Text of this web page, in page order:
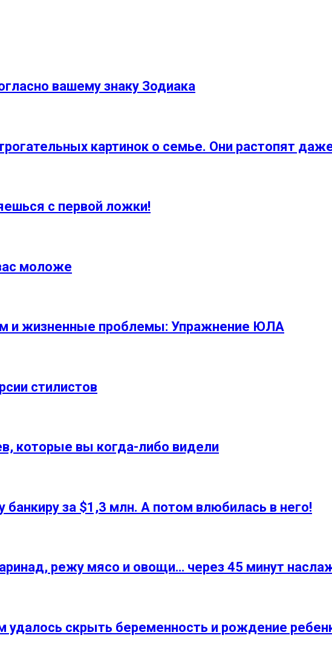
вашему знаку Зодиака
картинок о семье. Они растопят
с первой ложки!
моложе
и жизненные проблемы: Упражнение ЮЛА
стилистов
которые вы когда-либо видели
за $1,3 млн. А потом влюбилась в него!
режу мясо и овощи… через 45 минут
удалось скрыть беременность и рождение